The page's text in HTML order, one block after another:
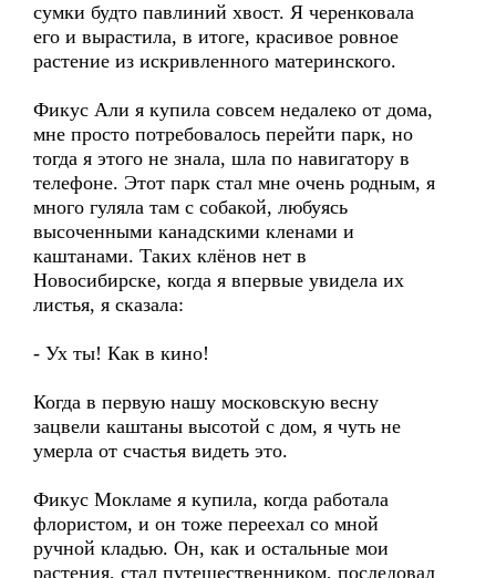
сумки будто павлиний хвост. Я черенковала
его и вырастила, в итоге, красивое ровное
растение из искривленного материнского.
Фикус Али я купила совсем недалеко от дома,
мне просто потребовалось перейти парк, но
тогда я этого не знала, шла по навигатору в
телефоне. Этот парк стал мне очень родным, я
много гуляла там с собакой, любуясь
высоченными канадскими кленами и
каштанами. Таких клёнов нет в
Новосибирске, когда я впервые увидела их
листья, я сказала:
- Ух ты! Как в кино!
Когда в первую нашу московскую весну
зацвели каштаны высотой с дом, я чуть не
умерла от счастья видеть это.
Фикус Мокламе я купила, когда работала
флористом, и он тоже переехал со мной
ручной кладью. Он, как и остальные мои
растения, стал путешественником, последовал